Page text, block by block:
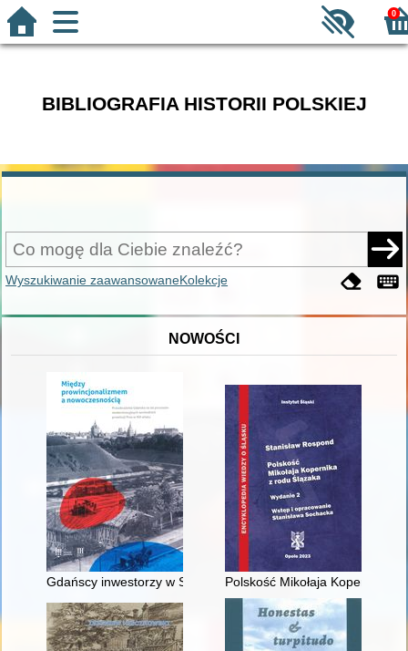
0
BIBLIOGRAFIA HISTORII POLSKIEJ
Wyszukiwanie zaawansowaneKolekcje
NOWOŚCI
Gdańscy inwestorzy w Sopocie : prestiż finansowy i
Polskość Mikołaja Kopernika z